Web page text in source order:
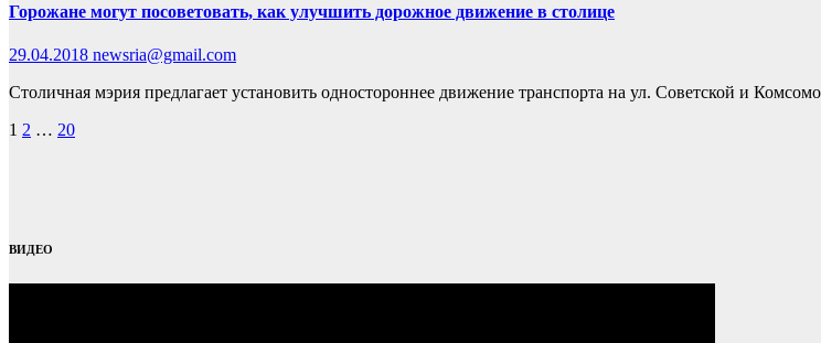
Горожане могут посоветовать, как улучшить дорожное движение в столице
29.04.2018 newsria@gmail.com
Столичная мэрия предлагает установить одностороннее движение транспорта на ул. Советской и
Пагинация
1 2 … 20
ВИДЕО